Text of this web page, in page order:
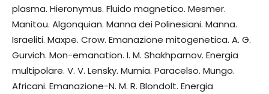
plasma. Hieronymus. Fluido magnetico. Mesmer.
Manitou. Algonquian. Manna dei Polinesiani. Manna.
Israeliti. Maxpe. Crow. Emanazione mitogenetica. A. G.
Gurvich. Mon-emanation. I. M. Shakhparnov. Energia
multipolare. V. V. Lensky. Mumia. Paracelso. Mungo.
Africani. Emanazione-N. M. R. Blondolt. Energia